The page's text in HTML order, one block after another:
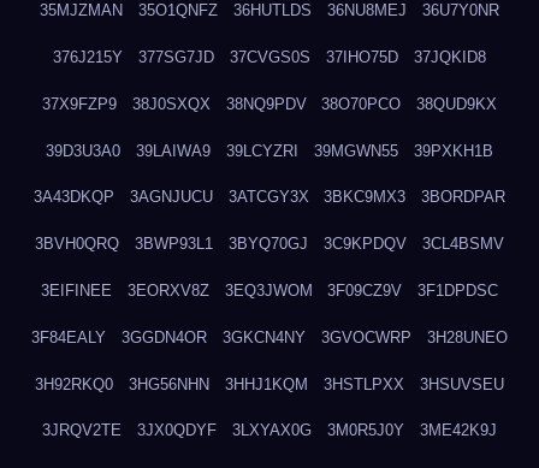
35MJZMAN 35O1QNFZ 36HUTLDS 36NU8MEJ 36U7Y0NR
376J215Y 377SG7JD 37CVGS0S 37IHO75D 37JQKID8
37X9FZP9 38J0SXQX 38NQ9PDV 38O70PCO 38QUD9KX
39D3U3A0 39LAIWA9 39LCYZRI 39MGWN55 39PXKH1B
3A43DKQP 3AGNJUCU 3ATCGY3X 3BKC9MX3 3BORDPAR
3BVH0QRQ 3BWP93L1 3BYQ70GJ 3C9KPDQV 3CL4BSMV
3EIFINEE 3EORXV8Z 3EQ3JWOM 3F09CZ9V 3F1DPDSC
3F84EALY 3GGDN4OR 3GKCN4NY 3GVOCWRP 3H28UNEO
3H92RKQ0 3HG56NHN 3HHJ1KQM 3HSTLPXX 3HSUVSEU
3JRQV2TE 3JX0QDYF 3LXYAX0G 3M0R5J0Y 3ME42K9J